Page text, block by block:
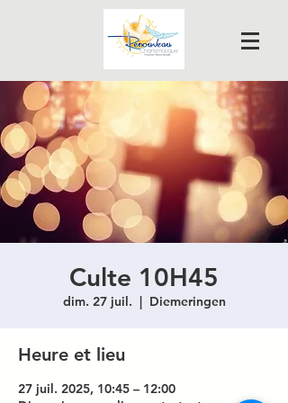
Culte 10H45
dim. 27 juil.
  |
Diemeringen
Heure et lieu
27 juil. 2025, 10:45 – 12:00